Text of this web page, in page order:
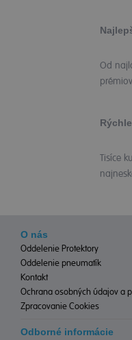
Od
Tisíce
O nás
Oddelenie Protektory
Oddelenie pneumatík
Kontakt
Ochrana osobných údajov a
Zpracovanie Cookies
Odborné informácie